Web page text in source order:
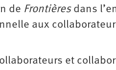
de Frontièresdans
aux
et